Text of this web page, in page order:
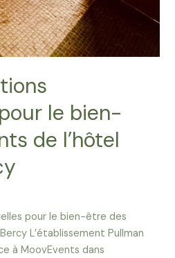
le bien-
de l’hôtel
pour le bien-être des
L’établissement Pullman
à MoovEvents dans